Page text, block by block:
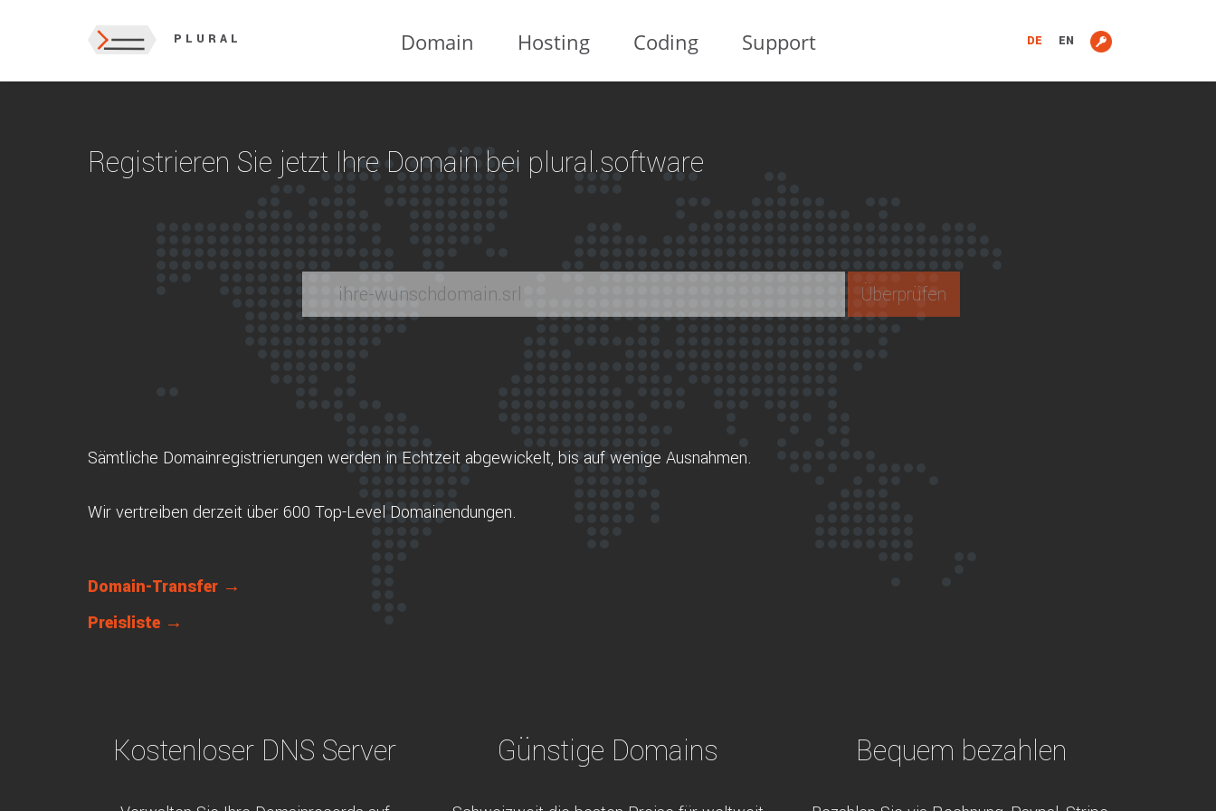
PLURAL Domain Hosting Coding Support DE EN
Registrieren Sie jetzt Ihre Domain bei plural.software
Sämtliche Domainregistrierungen werden in Echtzeit abgewickelt, bis auf wenige Ausnahmen.
Wir vertreiben derzeit über 600 Top-Level Domainendungen.
Domain-Transfer →
Preisliste →
Kostenloser DNS Server Günstige Domains Bequem bezahlen